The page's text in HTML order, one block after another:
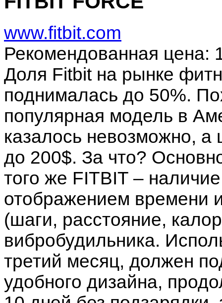
www.fitbit.com
Рекомендованная цена:
Доля Fitbit на рынке
поднималась до 50%.
популярная модель в
казалось невозможно,
до 200$. За что?
того же FITBIT –
отображением времени
(шаги, расстояние,
вибробудильника.
третий месяц, должен
удобного дизайна,